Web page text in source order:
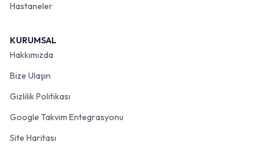
Hastaneler
KURUMSAL
Hakkımızda
Bize Ulaşın
Gizlilik Politikası
Google Takvim Entegrasyonu
Site Haritası